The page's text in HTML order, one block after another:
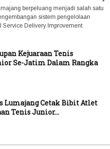
berpeluang menjadi salah satu
sistem pengelolaan
Delivery Improvement
Kejuaraan Tenis
Se-Jatim Dalam Rangka
Lumajang Cetak Bibit Atlet
Tenis Junior...